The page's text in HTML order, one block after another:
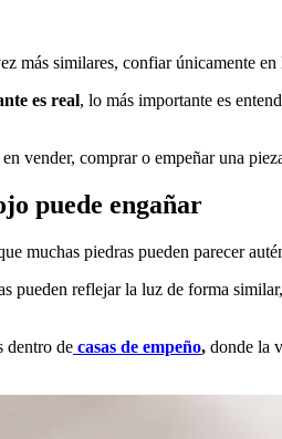
más similares, confiar únicamente
es real, lo más importante es
vender, comprar o empeñar una
puede engañar
muchas piedras pueden parecer
pueden reflejar la luz de forma
dentro de casas de empeño, donde la